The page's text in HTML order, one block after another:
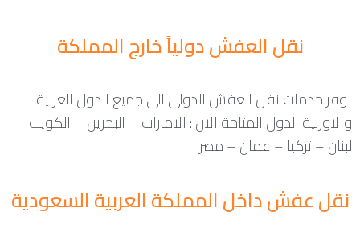
نقل العفش دولياً خارج المملكة
نوفر خدمات نقل العفش الدولى الى جميع الدول العربية
والاوربية الدول المتاحة الان : الامارات – البحرين – الكويت –
لبنان – تركيا – عمان – مصر
نقل عفش داخل المملكة العربية السعودية